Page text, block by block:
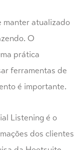
manter atualizado
O
prática
ferramentas de
é importante.
Listening é o
dos clientes